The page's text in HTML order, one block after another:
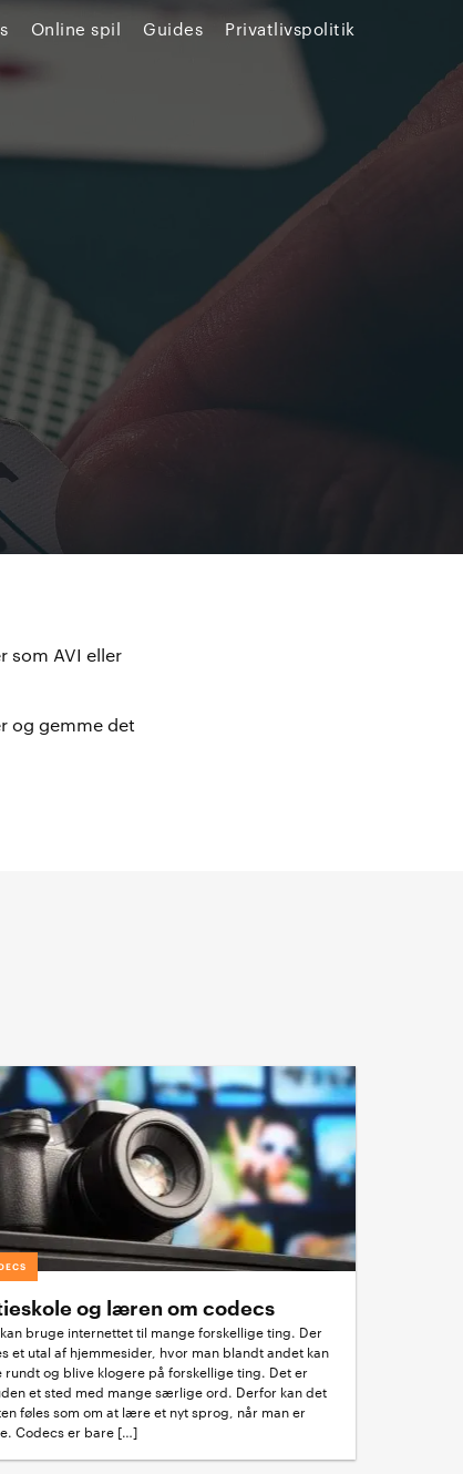
Online spil Guides Privatlivspolitik
som AVI eller
og gemme det
og læren om codecs
kan bruge internettet til mange forskellige ting. Der
et utal af hjemmesider, hvor man blandt andet kan
rundt og blive klogere på forskellige ting. Det er
et sted med mange særlige ord. Derfor kan det
føles som om at lære et nyt sprog, når man er
Codecs er bare […]